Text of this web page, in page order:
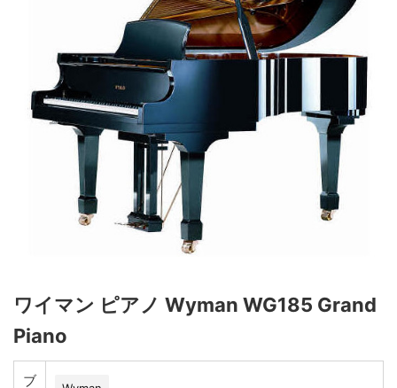
ワイマン ピアノ Wyman WG185 Grand
Piano
ブ